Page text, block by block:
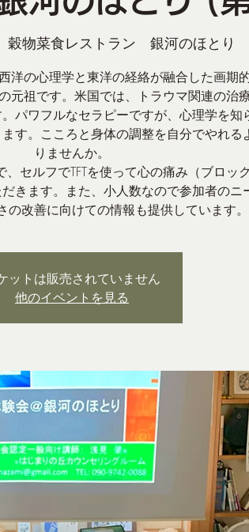
穀物菜食レストラン 銀河のほとり
洋の心理学と東洋の経絡が融合した画期
元祖です。米国では、トラウマ関連の治
パワフルなセラピーですが、心理学を知
す。こころと身体の調整を自分でやれる
りませんか。
セルフでTFTを使って心の痛み（ブロッ
きます。また、小人数なので参加者のニ
の改善に向けての情報も提供しています。
ットは販売されていません
他のイベントを見る